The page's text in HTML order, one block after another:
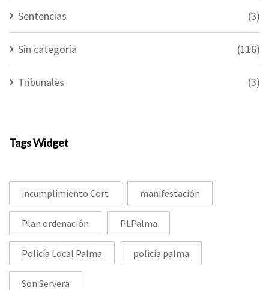
Sentencias (3)
Sin categoría (116)
Tribunales (3)
Tags Widget
incumplimiento Cort manifestación
Plan ordenación PLPalma
Policía Local Palma policía palma
Son Servera